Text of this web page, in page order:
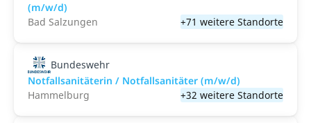
(m/w/d)
Bad Salzungen
+71 weitere Standorte
Bundeswehr
Notfallsanitäterin / Notfallsanitäter (m/w/d)
Hammelburg
+32 weitere Standorte